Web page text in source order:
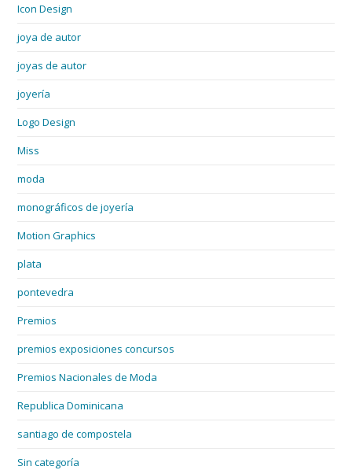
Icon Design
joya de autor
joyas de autor
joyería
Logo Design
Miss
moda
monográficos de joyería
Motion Graphics
plata
pontevedra
Premios
premios exposiciones concursos
Premios Nacionales de Moda
Republica Dominicana
santiago de compostela
Sin categoría